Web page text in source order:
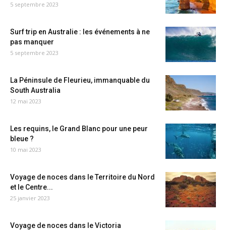
5 septembre 2023
Surf trip en Australie : les événements à ne
pas manquer
5 septembre 2023
La Péninsule de Fleurieu, immanquable du
South Australia
12 mai 2023
Les requins, le Grand Blanc pour une peur
bleue ?
10 mai 2023
Voyage de noces dans le Territoire du Nord
et le Centre...
25 janvier 2023
Voyage de noces dans le Victoria